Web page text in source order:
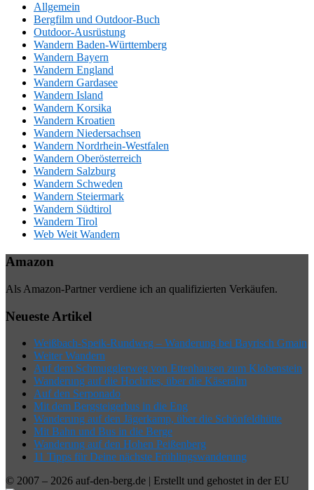
Allgemein
Bergfilm und Outdoor-Buch
Outdoor-Ausrüstung
Wandern Baden-Württemberg
Wandern Bayern
Wandern England
Wandern Gardasee
Wandern Island
Wandern Korsika
Wandern Kroatien
Wandern Niedersachsen
Wandern Nordrhein-Westfalen
Wandern Oberösterreich
Wandern Salzburg
Wandern Schweden
Wandern Steiermark
Wandern Südtirol
Wandern Tirol
Web Weit Wandern
Amazon
Als Amazon-Partner verdiene ich an qualifizierten Verkäufen.
Neueste Artikel
Weißbach-Speik-Rundweg – Wanderung bei Bayrisch Gmain
Weiter Wandern
Auf dem Schmugglerweg von Ettenhausen zum Klobenstein
Wanderung auf die Hochries, über die Käseralm
Auf den Serponado
Mit dem Bergsteigerbus in die Eng
Wanderung auf den Jägerkamp, über die Schönfeldhütte
Mit Bahn und Bus in die Berge
Wanderung auf den Hohen Peißenberg
11 Tipps für Deine nächste Frühlingswanderung
© 2007 – 2026 auf-den-berg.de | Erstellt und gehostet in der EU